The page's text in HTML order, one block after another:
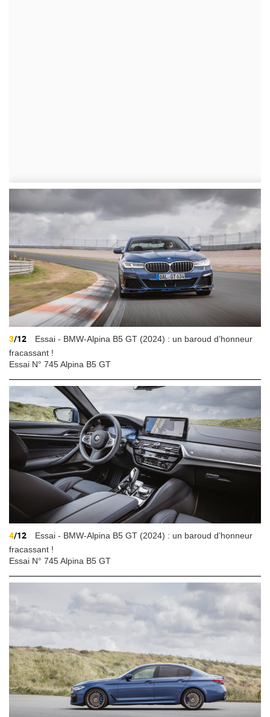
3/12
Essai - BMW-Alpina B5 GT (2024) : un baroud d’honneur
fracassant !
Essai N° 745 Alpina B5 GT
4/12
Essai - BMW-Alpina B5 GT (2024) : un baroud d’honneur
fracassant !
Essai N° 745 Alpina B5 GT